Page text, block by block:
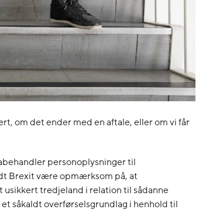
om det ender med en aftale, eller om vi får
personoplysninger til
Brexit være opmærksom på, at
usikkert tredjeland i relation til sådanne
såkaldt overførselsgrundlag i henhold til